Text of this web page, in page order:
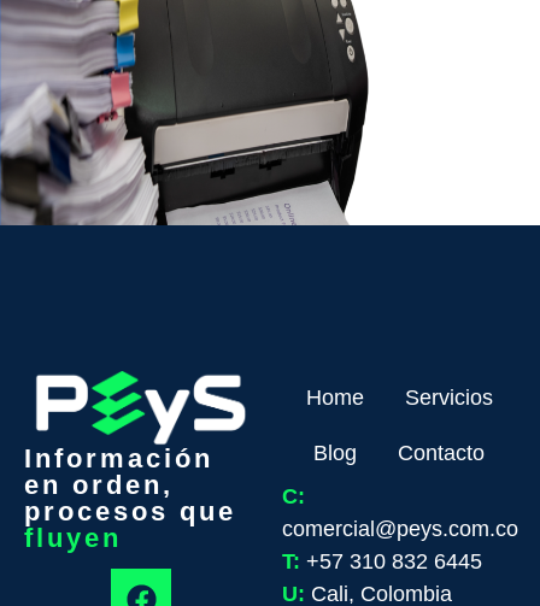
Información
en orden,
procesos que
fluyen
Home Servicios
Blog
Contacto
C:
comercial@peys.com.co
T: +57 310 832 6445
U: Cali, Colombia